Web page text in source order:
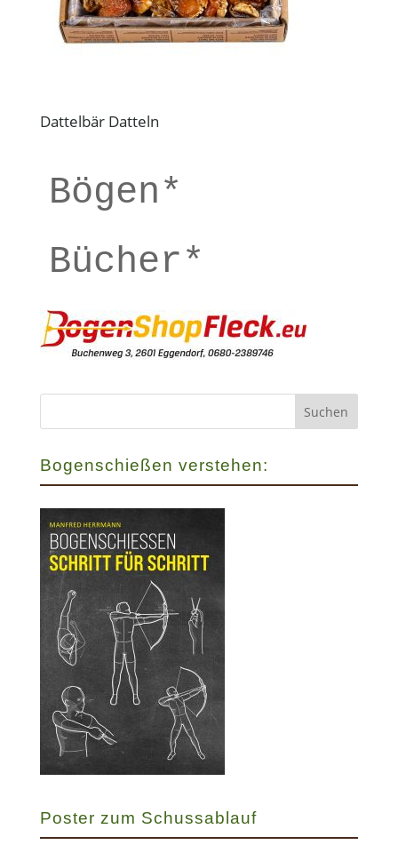
Dattelbär Datteln
Bögen*
Bücher*
Bogenschießen verstehen:
Poster zum Schussablauf